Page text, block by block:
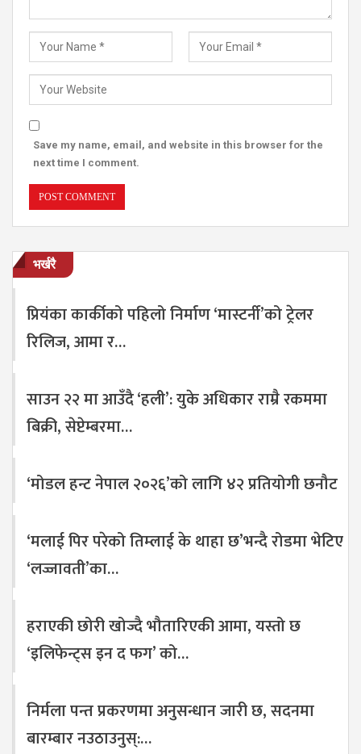
Save my name, email, and website in this browser for the
next time I comment.
भर्खरै
प्रियंका कार्कीको पहिलो निर्माण ‘मास्टर्नी’को ट्रेलर
रिलिज, आमा र…
साउन २२ मा आउँदै ‘हली’: युके अधिकार राम्रै रकममा
बिक्री, सेप्टेम्बरमा…
‘मोडल हन्ट नेपाल २०२६’को लागि ४२ प्रतियोगी छनौट
‘मलाई पिर परेको तिम्लाई के थाहा छ’भन्दै रोडमा भेटिए
‘लज्जावती’का…
हराएकी छोरी खोज्दै भौतारिएकी आमा, यस्तो छ
‘इलिफेन्ट्स इन द फग’ को…
निर्मला पन्त प्रकरणमा अनुसन्धान जारी छ, सदनमा
बारम्बार नउठाउनुस्:…